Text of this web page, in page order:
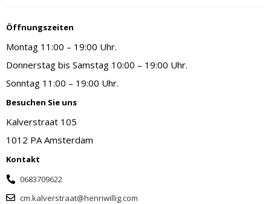
Öffnungszeiten
Montag 11:00 – 19:00 Uhr.
Donnerstag bis Samstag 10:00 – 19:00 Uhr.
Sonntag 11:00 – 19:00 Uhr.
Besuchen Sie uns
Kalverstraat 105
1012 PA Amsterdam
Kontakt
0683709622
cm.kalverstraat@henriwillig.com